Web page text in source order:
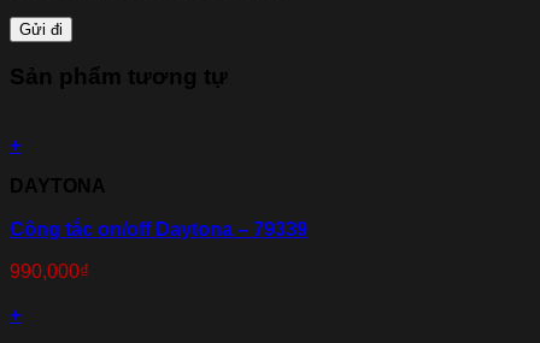
Sản phẩm tương tự
+
DAYTONA
Công tắc on/off Daytona – 79339
990,000₫
+